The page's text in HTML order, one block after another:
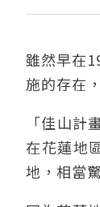
雖然早在
施的存在
「佳山
在花蓮地
地，相當